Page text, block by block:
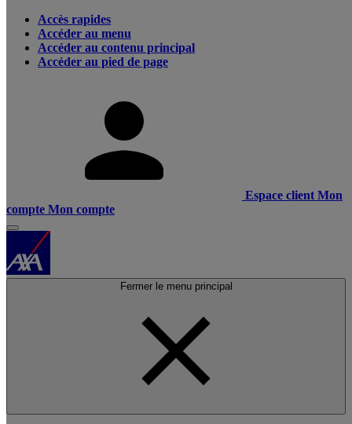
Accès rapides
Accéder au menu
Accéder au contenu principal
Accéder au pied de page
Espace client Mon
compte Mon compte
Fermer le menu principal